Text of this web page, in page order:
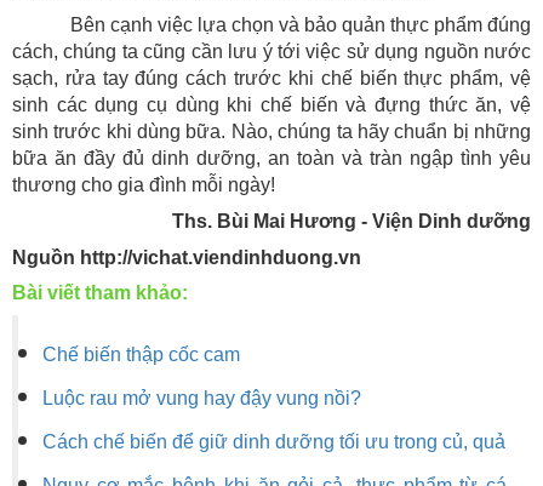
Bên cạnh việc lựa chọn và bảo quản thực phẩm đúng
cách, chúng ta cũng cần lưu ý tới việc sử dụng nguồn nước
sạch, rửa tay đúng cách trước khi chế biến thực phẩm, vệ
sinh các dụng cụ dùng khi chế biến và đựng thức ăn, vệ
sinh trước khi dùng bữa. Nào, chúng ta hãy chuẩn bị những
bữa ăn đầy đủ dinh dưỡng, an toàn và tràn ngập tình yêu
thương cho gia đình mỗi ngày!
Ths. Bùi Mai Hương - Viện Dinh dưỡng
Nguồn http://vichat.viendinhduong.vn
Bài viết tham khảo:
Chế biến thập cốc cam
Luộc rau mở vung hay đậy vung nồi?
Cách chế biến để giữ dinh dưỡng tối ưu trong củ, quả